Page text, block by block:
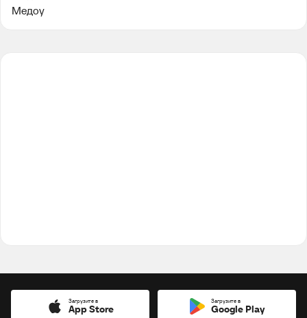
Медоу
Загрузите в
App Store
Загрузите в
Google Play